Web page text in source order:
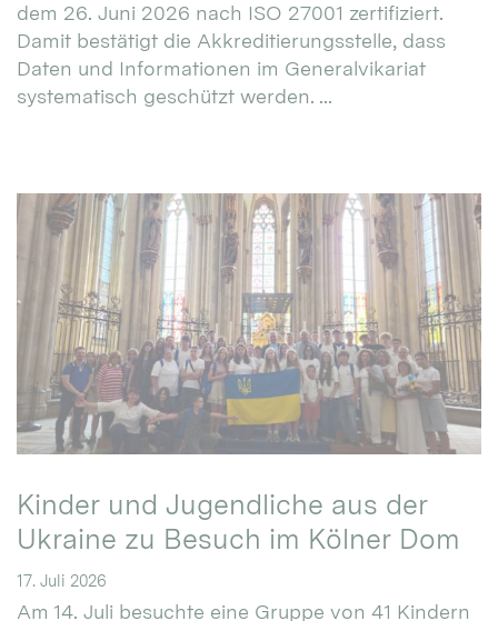
dem 26. Juni 2026 nach ISO 27001 zertifiziert.
Damit bestätigt die Akkreditierungsstelle, dass
Daten und Informationen im Generalvikariat
systematisch geschützt werden. ...
Kinder und Jugendliche aus der
Ukraine zu Besuch im Kölner Dom
17. Juli 2026
Am 14. Juli besuchte eine Gruppe von 41 Kindern